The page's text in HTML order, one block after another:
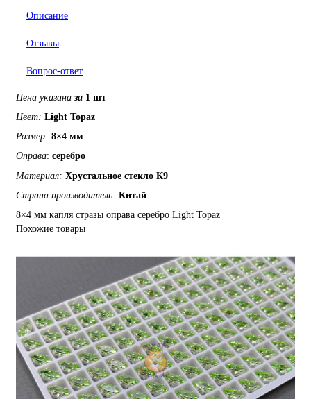
Описание
Отзывы
Вопрос-ответ
Цена указана за 1 шт
Цвет: Light Topaz
Размер: 8×4 мм
Оправа: серебро
Материал: Хрустальное стекло К9
Страна производитель: Китай
8×4 мм капля стразы оправа серебро Light Topaz
Похожие товары